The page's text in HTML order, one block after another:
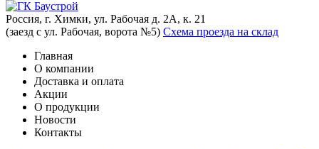
Россия, г. Химки, ул. Рабочая д. 2А, к. 21
(заезд с ул. Рабочая, ворота №5) Схема проезда на склад
Главная
О компании
Доставка и оплата
Акции
О продукции
Новости
Контакты